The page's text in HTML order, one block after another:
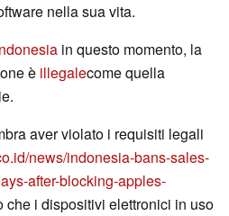
nella sua vita.
in questo momento, la
è illegalecome quella
aver violato i requisiti legali
news/indonesia-bans-sales-
after-blocking-apples-
che i dispositivi elettronici in uso